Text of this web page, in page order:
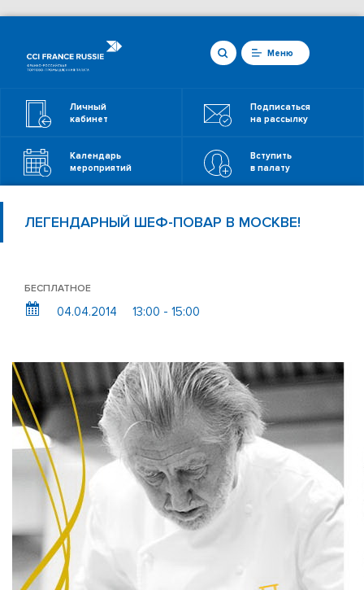
Меню
Личный
кабинет
Подписаться
на рассылку
Календарь
мероприятий
Вступить
в палату
ЛЕГЕНДАРНЫЙ ШЕФ-ПОВАР В МОСКВЕ!
БЕСПЛАТНОЕ
04.04.2014 13:00 - 15:00